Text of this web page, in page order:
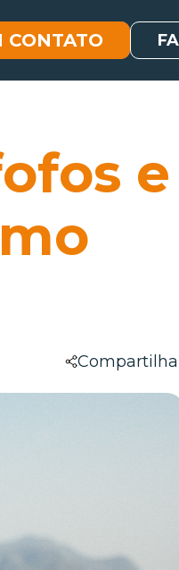
CONTATO
e